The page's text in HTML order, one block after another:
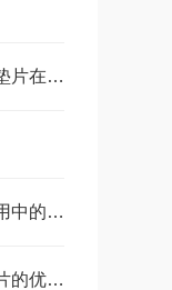
非石棉垫片耐高温防火垫片在工业设备中的应用
耐油石棉垫片在工业应用中的作用
你知道高强石墨复合垫片的优势有哪些吗？